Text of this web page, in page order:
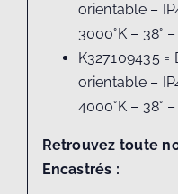
orientable –
3000°K – 38°
K327109435
orientable –
4000°K – 38°
Retrouvez toute
Encastrés :